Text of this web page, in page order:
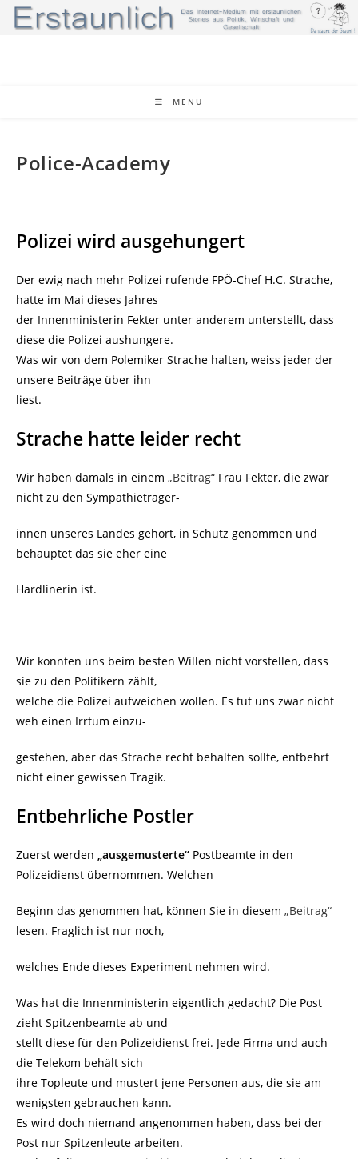
Zum
Inhalt
MENÜ
Police-Academy
Polizei wird ausgehungert
Der ewig nach mehr Polizei rufende FPÖ-Chef H.C. Strache,
hatte im Mai dieses Jahres
der Innenministerin Fekter unter anderem unterstellt, dass
diese die Polizei aushungere.
Was wir von dem Polemiker Strache halten, weiss jeder der
unsere Beiträge über ihn
liest.
Strache hatte leider recht
Wir haben damals in einem „Beitrag“ Frau Fekter, die zwar
nicht zu den Sympathieträger-
innen unseres Landes gehört, in Schutz genommen und
behauptet das sie eher eine
Hardlinerin ist.
Wir konnten uns beim besten Willen nicht vorstellen, dass
sie zu den Politikern zählt,
welche die Polizei aufweichen wollen. Es tut uns zwar nicht
weh einen Irrtum einzu-
gestehen, aber das Strache recht behalten sollte, entbehrt
nicht einer gewissen Tragik.
Entbehrliche Postler
Zuerst werden „ausgemusterte“ Postbeamte in den
Polizeidienst übernommen. Welchen
Beginn das genommen hat, können Sie in diesem „Beitrag“
lesen. Fraglich ist nur noch,
welches Ende dieses Experiment nehmen wird.
Was hat die Innenministerin eigentlich gedacht? Die Post
zieht Spitzenbeamte ab und
stellt diese für den Polizeidienst frei. Jede Firma und auch
die Telekom behält sich
ihre Topleute und mustert jene Personen aus, die sie am
wenigsten gebrauchen kann.
Es wird doch niemand angenommen haben, dass bei der
Post nur Spitzenleute arbeiten.